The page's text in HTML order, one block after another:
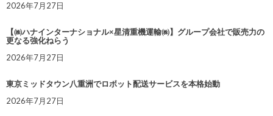
2026年7月27日
【㈱ハナインターナショナル×星清重機運輸㈱】グループ会社で販売力の
更なる強化ねらう
2026年7月27日
東京ミッドタウン八重洲でロボット配送サービスを本格始動
2026年7月27日